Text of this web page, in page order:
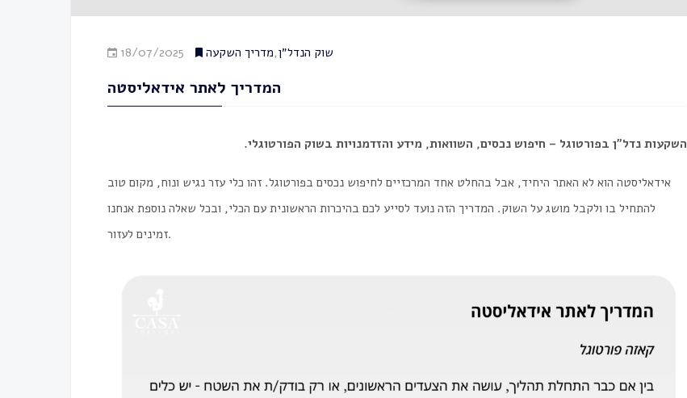
18/07/2025 מדריך השקעה,שוק הנדל״ן
המדריך לאתר אידאליסטה
השקעות נדל״ן בפורטוגל – חיפוש נכסים, השוואות, מידע והזדמנויות בשוק הפורטוגלי.
אידאליסטה הוא לא האתר היחיד, אבל בהחלט אחד המרכזיים לחיפוש נכסים בפורטוגל. זהו כלי עזר נגיש ונוח, מקום טוב
להתחיל בו ולקבל מושג על השוק. המדריך הזה נועד לסייע לכם בהיכרות הראשונית עם הכלי, ובכל שאלה נוספת אנחנו
זמינים לעזור.